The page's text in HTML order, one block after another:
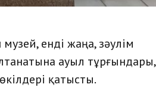
енді жаңа, зәулім
ауыл тұрғындары,
қатысты.